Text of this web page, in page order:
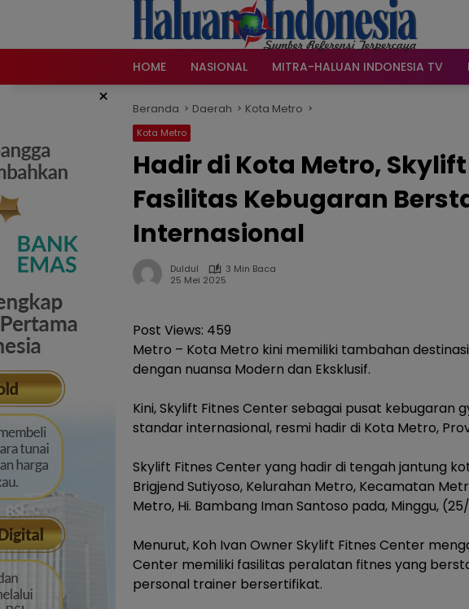
HOME NASIONAL MITRA-HALUAN INDONESIA TV
× Beranda Daerah Kota Metro
Kota Metro
Hadir di Kota Metro,
Fasilitas Kebugaran
Internasional
Duldul
3 Min Baca
25 Mei 2025
Post Views: 459
Metro – Kota Metro kini memiliki tambahan
dengan nuansa Modern dan ‎Eksklusif.
‎Kini, Skylift Fitnes Center sebagai pusat kebugaran
standar internasional, resmi hadir di Kota Metro,
‎Skylift Fitnes Center yang hadir di tengah jantung
Brigjend Sutiyoso, Kelurahan Metro, Kecamatan
Metro, Hi. Bambang Iman Santoso pada, Minggu,
‎Menurut, Koh Ivan Owner Skylift Fitnes Center
Center memiliki fasilitas peralatan fitnes yang
personal trainer bersertifikat.